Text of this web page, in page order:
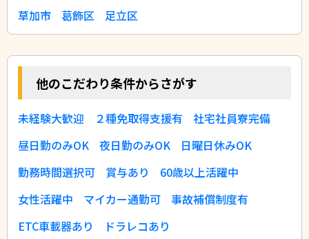
草加市 葛飾区 足立区
他のこだわり条件からさがす
未経験大歓迎 ２種免取得支援有
社宅社員寮完備
昼日勤のみOK
夜日勤のみOK
日曜日休みOK
勤務時間選択可
賞与あり
60歳以上活躍中
女性活躍中
マイカー通勤可
事故補償制度有
ETC車載器あり
ドラレコあり